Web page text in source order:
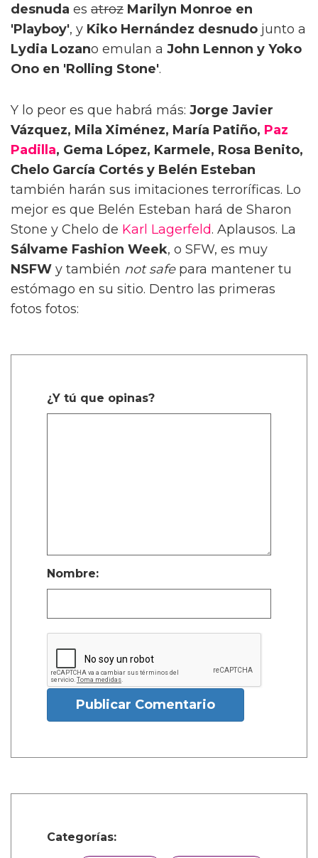
desnuda es atroz Marilyn Monroe en
'Playboy', y Kiko Hernández desnudo junto a
Lydia Lozano emulan a John Lennon y Yoko
Ono en 'Rolling Stone'.
Y lo peor es que habrá más: Jorge Javier
Vázquez, Mila Ximénez, María Patiño, Paz
Padilla, Gema López, Karmele, Rosa Benito,
Chelo García Cortés y Belén Esteban
también harán sus imitaciones terroríficas. Lo
mejor es que Belén Esteban hará de Sharon
Stone y Chelo de Karl Lagerfeld. Aplausos. La
Sálvame Fashion Week, o SFW, es muy
NSFW y también not safepara mantener tu
estómago en su sitio. Dentro las primeras
fotos fotos:
¿Y tú que opinas?
Nombre:
Publicar Comentario
Categorías: